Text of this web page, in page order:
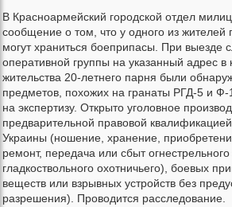
В Красноармейский городской отдел
сообщение о том, что у одного из жителей
могут храниться боеприпасы. При выезде
оперативной группы на указанный адрес в
жительства 20-летнего парня были
предметов, похожих на гранаты РГД-5 и
на экспертизу. Открыто уголовное
предварительной правовой
Украины (ношение, хранение,
ремонт, передача или сбыт
гладкоствольного охотничьего), боевых
веществ или взрывных устройств без
разрешения). Проводится расследование.